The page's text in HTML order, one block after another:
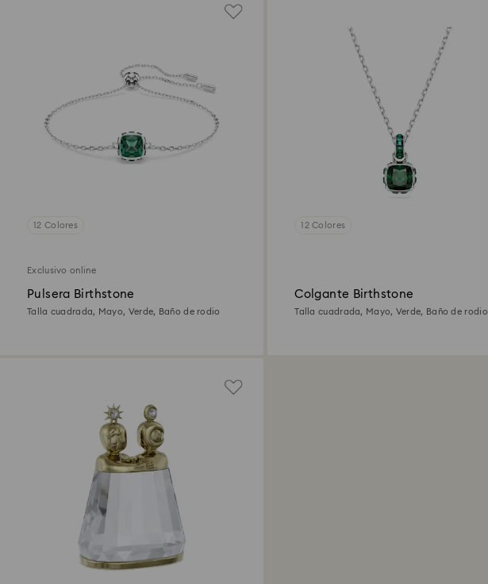
12 Colores
Exclusivo online
Pulsera Birthstone
Talla cuadrada, Mayo, Verde, Baño de rodio
12 Colores
Colgante Birthstone
Talla cuadrada, Mayo, Verde, Baño de rodio